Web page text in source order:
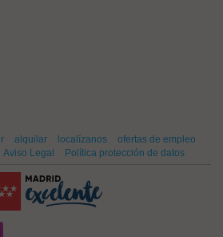
alquilar localízanos
ofertas de empleo
Aviso Legal Política protección de datos